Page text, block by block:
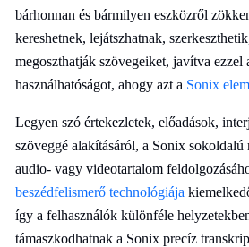
bárhonnan és bármilyen eszközről
kereshetnek, lejátszhatnak,
megoszthatják szövegeiket, javítva ezzel
használhatóságot, ahogy azt a Sonix
Legyen szó értekezletek, előadások,
szöveggé alakításáról, a Sonix
audio- vagy videotartalom
beszédfelismerő technológiája
így a felhasználók különféle
támaszkodhatnak a Sonix precíz